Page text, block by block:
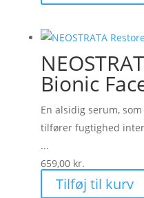
Bionic
En alsidig serum,
tilfører fugtighed
...
659,00 kr.
Tilføj til kurv